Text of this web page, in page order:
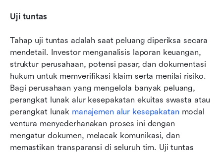
Uji tuntas
Tahap uji tuntas adalah saat peluang diperiksa secara
mendetail. Investor menganalisis laporan keuangan,
struktur perusahaan, potensi pasar, dan dokumentasi
hukum untuk memverifikasi klaim serta menilai risiko.
Bagi perusahaan yang mengelola banyak peluang,
perangkat lunak alur kesepakatan ekuitas swasta atau
perangkat lunak manajemen alur kesepakatan modal
ventura menyederhanakan proses ini dengan
mengatur dokumen, melacak komunikasi, dan
memastikan transparansi di seluruh tim. Uji tuntas